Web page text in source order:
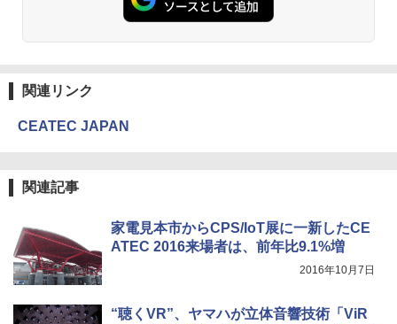
関連リンク
CEATEC JAPAN
関連記事
家電見本市からCPS/IoT展に一新したCE
ATEC 2016来場者は、前年比9.1%増
2016年10月7日
“聴くVR”、ヤマハが立体音響技術「ViR